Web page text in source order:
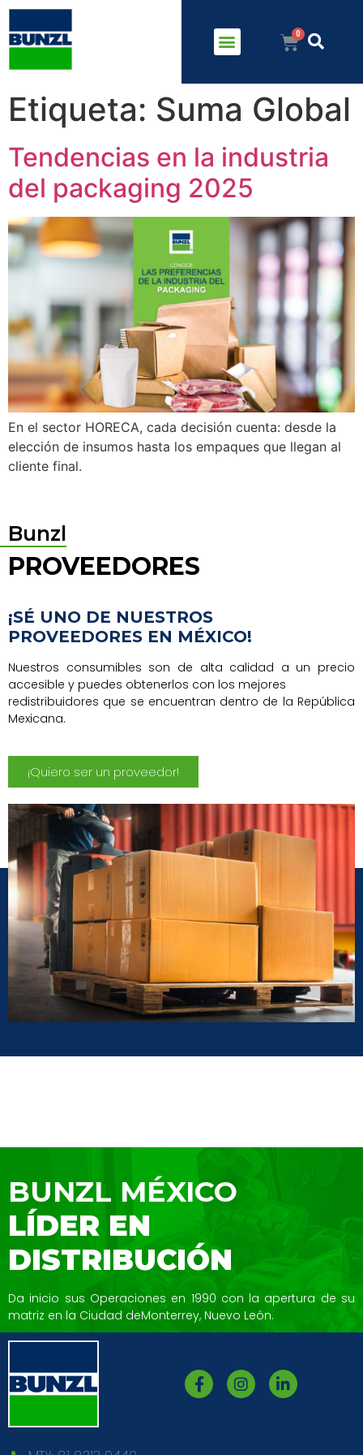
Etiqueta: Suma Global
Tendencias en la industria
del packaging 2025
En el sector HORECA, cada decisión cuenta: desde la
elección de insumos hasta los empaques que llegan al
cliente final.
Bunzl
PROVEEDORES
¡SÉ UNO DE NUESTROS
PROVEEDORES EN MÉXICO!
Nuestros consumibles son de alta calidad a un precio
accesible y puedes obtenerlos con los mejores
redistribuidores que se encuentran dentro de la República
Mexicana.
¡Quiero ser un proveedor!
BUNZL MÉXICO
LÍDER EN
DISTRIBUCIÓN
Da inicio sus Operaciones en 1990 con la apertura de su
matriz en la Ciudad deMonterrey, Nuevo León.